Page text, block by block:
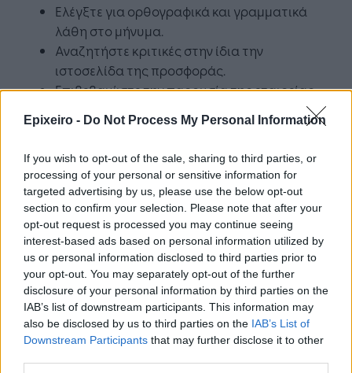
Epixeiro - Do Not Process My Personal Information
If you wish to opt-out of the sale, sharing to third parties, or
processing of your personal or sensitive information for
targeted advertising by us, please use the below opt-out
section to confirm your selection. Please note that after your
opt-out request is processed you may continue seeing
interest-based ads based on personal information utilized by
us or personal information disclosed to third parties prior to
your opt-out. You may separately opt-out of the further
disclosure of your personal information by third parties on the
IAB’s list of downstream participants. This information may
also be disclosed by us to third parties on the IAB’s List of
Downstream Participants that may further disclose it to other
Ελέγξτε για ορθογραφικά και γραμματικά
λάθη στο μήνυμα.
Αναζητήστε κριτικές στην ίδια την
ιστοσελίδα της προσφοράς.
Επιβεβαιώστε την παρουσία της εταιρείας
Ελέγξτε αν η ιστοσελίδα διαθέτει έγκυρο
Οι ειδικοί της ESET τονίζουν ότι ακόμα και αν
έχετε επαληθεύσει την αξιοπιστία μιας
προσφοράς, δεν εξασφαλίζετε πλήρη προστασία
από διαδικτυακές απάτες.
Για μεγαλύτερη ασφάλεια, είναι σημαντικό να
εφαρμόζετε και επιπλέον μέτρα προστασίας,
όπως: